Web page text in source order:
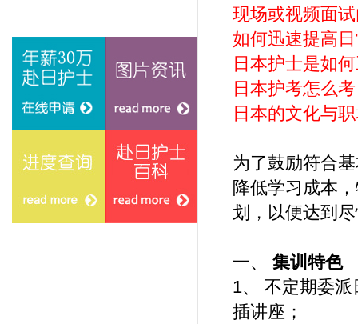
在线申请 图片资讯
现场或视频面
如何迅速提高
日本护士是如
日本护考怎么
日本的文化与
为了鼓励符合
降低学习成本
划，以便达到
一、 集训特色
1、 不定期委
插讲座；